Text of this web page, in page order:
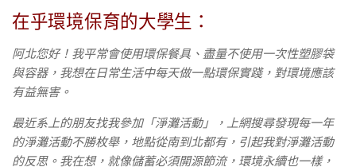
在乎環境保育的大學生：
阿北您好！我平常會使用環保餐具、盡量不使用一次性塑膠袋
與容器，我想在日常生活中每天做一點環保實踐，對環境應該
有益無害。
最近系上的朋友找我參加「淨灘活動」，上網搜尋發現每一年
的淨灘活動不勝枚舉，地點從南到北都有，引起我對淨灘活動
的反思。我在想，就像儲蓄必須開源節流，環境永續也一樣，